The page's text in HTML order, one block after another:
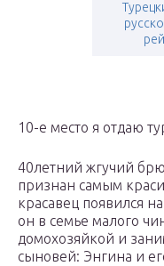
10-е место я отдаю
40летний жгучий
признан самым
красавец появился
он в семье малого
домохозяйкой и
сыновей: Энгина и